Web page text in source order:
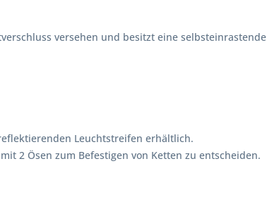
versehen und besitzt eine selbsteinrastende
Leuchtstreifen erhältlich.
2 Ösen zum Befestigen von Ketten zu entscheiden.